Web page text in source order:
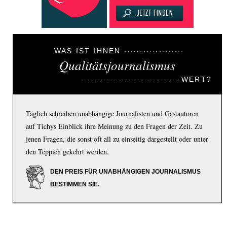
WAS IST IHNEN
Qualitätsjournalismus
WERT?
Täglich schreiben unabhängige Journalisten und Gastautoren
auf Tichys Einblick ihre Meinung zu den Fragen der Zeit. Zu
jenen Fragen, die sonst oft all zu einseitig dargestellt oder unter
den Teppich gekehrt werden.
DEN PREIS FÜR UNABHÄNGIGEN JOURNALISMUS
BESTIMMEN SIE.